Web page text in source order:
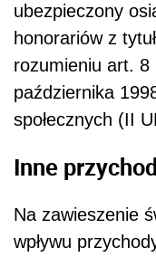
ubezpieczony
honorariów z
rozumieniu art.
października
społecznych (II
Inne
Na zawieszenie
wpływu